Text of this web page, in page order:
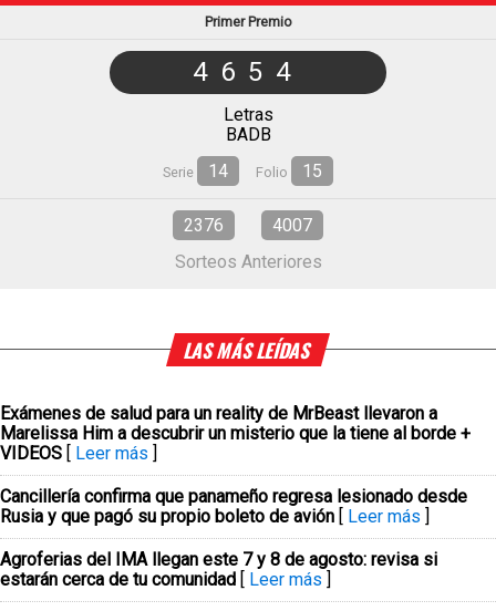
Primer Premio
4654
Letras
BADB
Serie 14 Folio 15
2376
4007
Sorteos Anteriores
LAS MÁS LEÍDAS
Exámenes de salud para un reality de MrBeast llevaron a
Marelissa Him a descubrir un misterio que la tiene al borde +
VIDEOS [ Leer más ]
Cancillería confirma que panameño regresa lesionado desde
Rusia y que pagó su propio boleto de avión [ Leer más ]
Agroferias del IMA llegan este 7 y 8 de agosto: revisa si
estarán cerca de tu comunidad [ Leer más ]